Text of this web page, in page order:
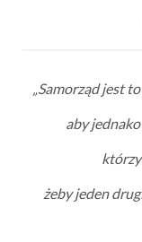
„Samorząd jest
aby
którzy
żeby jeden